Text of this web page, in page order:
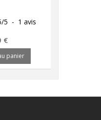
/5 - 1avis
€
panier